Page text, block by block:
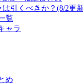
引くべきか？(8/2更
覧
ャラ
め